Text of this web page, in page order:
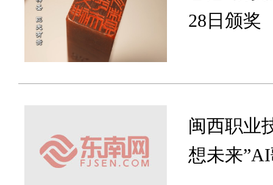
28日颁奖
闽西职业
想未来